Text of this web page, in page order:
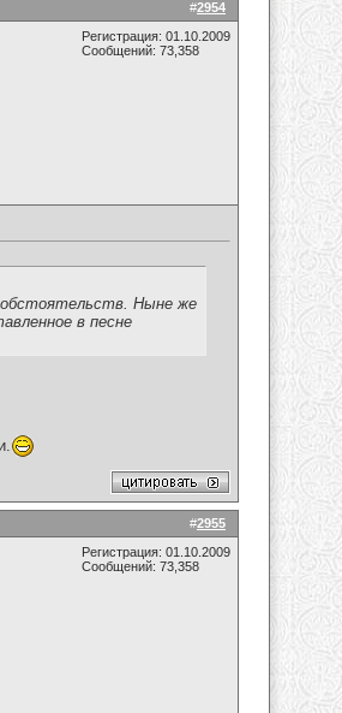
#2954
Регистрация: 01.10.2009
Сообщений: 73,358
обстоятельств. Ныне же
в песне
#2955
Регистрация: 01.10.2009
Сообщений: 73,358